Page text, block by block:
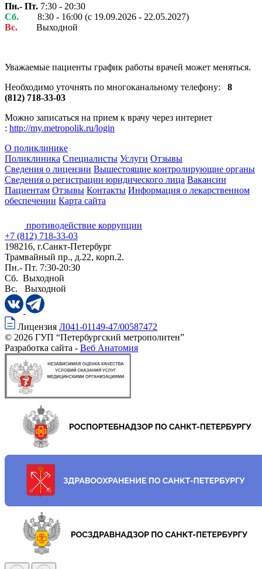
Пн.- Пт. 7:30 - 20:30
Сб.
8:30 - 16:00 (с 19.09.2026 - 22.05.2027)
Вс. Выходной
Уважаемые пациенты график работы врачей может меняться.
Необходимо уточнять по многоканальному телефону: 8
(812) 718-33-03
Можно записаться на прием к врачу через интернет
: http://my.metropolik.ru/login
О поликлинике
Поликлиника Специалисты Услуги Отзывы
Сведения о лицензии Вышестоящие контролирующие органы
Сведения о регистрации юридического лица Вакансии
Пациентам Отзывы Контакты Информация о лекарственном
обеспечении Карта сайта
противодействие коррупции
+7 (812) 718-33-03
198216, г.Санкт-Петербург
Трамвайный пр., д.22, корп.2.
Пн.- Пт. 7:30-20:30
Сб. Выходной
Вс. Выходной
Лицензия Л041-01149-47/00587472
© 2026 ГУП “Петербургский метрополитен”
Разработка сайта - Веб Анатомия